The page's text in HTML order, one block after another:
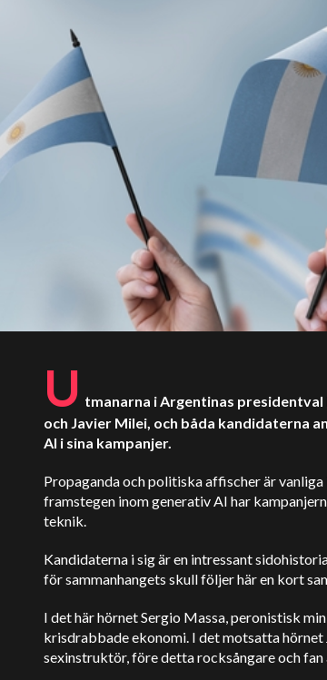
U tmanarna i Argentinas
och Javier Milei, och båda kandidaterna
AI i sina kampanjer.
Propaganda och politiska affischer är vanliga
framstegen inom generativ AI har
teknik.
Kandidaterna i sig är en intressant
för sammanhangets skull följer här en kort
I det här hörnet Sergio Massa, peronistisk
krisdrabbade ekonomi. I det motsatta
sexinstruktör, före detta rocksångare och fan